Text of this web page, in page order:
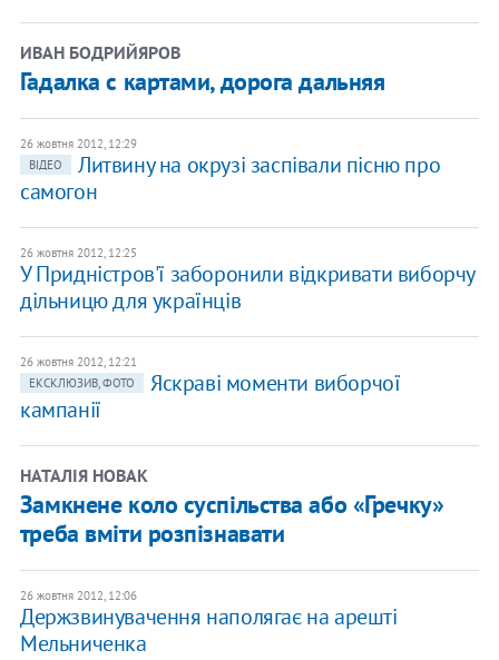
ИВАН БОДРИЙЯРОВ
Гадалка с картами, дорога дальняя
26 жовтня 2012, 12:29
ВІДЕО
Литвину на окрузі заспівали пісню про
самогон
26 жовтня 2012, 12:25
У Придністров'ї заборонили відкривати виборчу
дільницю для українців
26 жовтня 2012, 12:21
ЕКСКЛЮЗИВ, ФОТО
Яскраві моменти виборчої
кампанії
НАТАЛІЯ НОВАК
Замкнене коло суспільства або «Гречку»
треба вміти розпізнавати
26 жовтня 2012, 12:06
Держзвинувачення наполягає на арешті
Мельниченка